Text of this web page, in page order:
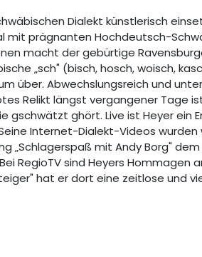
Dialekt künstlerisch
mit prägnanten Hochdeutsch-
macht der gebürtige
„sch" (bisch, hosch, woisch,
über. Abwechslungsreich und
Relikt längst vergangener Tage
ghört. Live ist Heyer ein
Internet-Dialekt-Videos wurden
„Schlagerspaß mit Andy Borg"
RegioTV sind Heyers Hommagen
hat er dort eine zeitlose und